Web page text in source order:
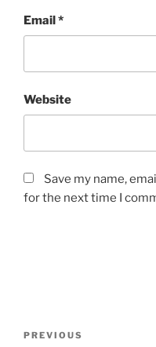
Email*
Website
Save my name,
for the next time I
Previous
PREVIOUS